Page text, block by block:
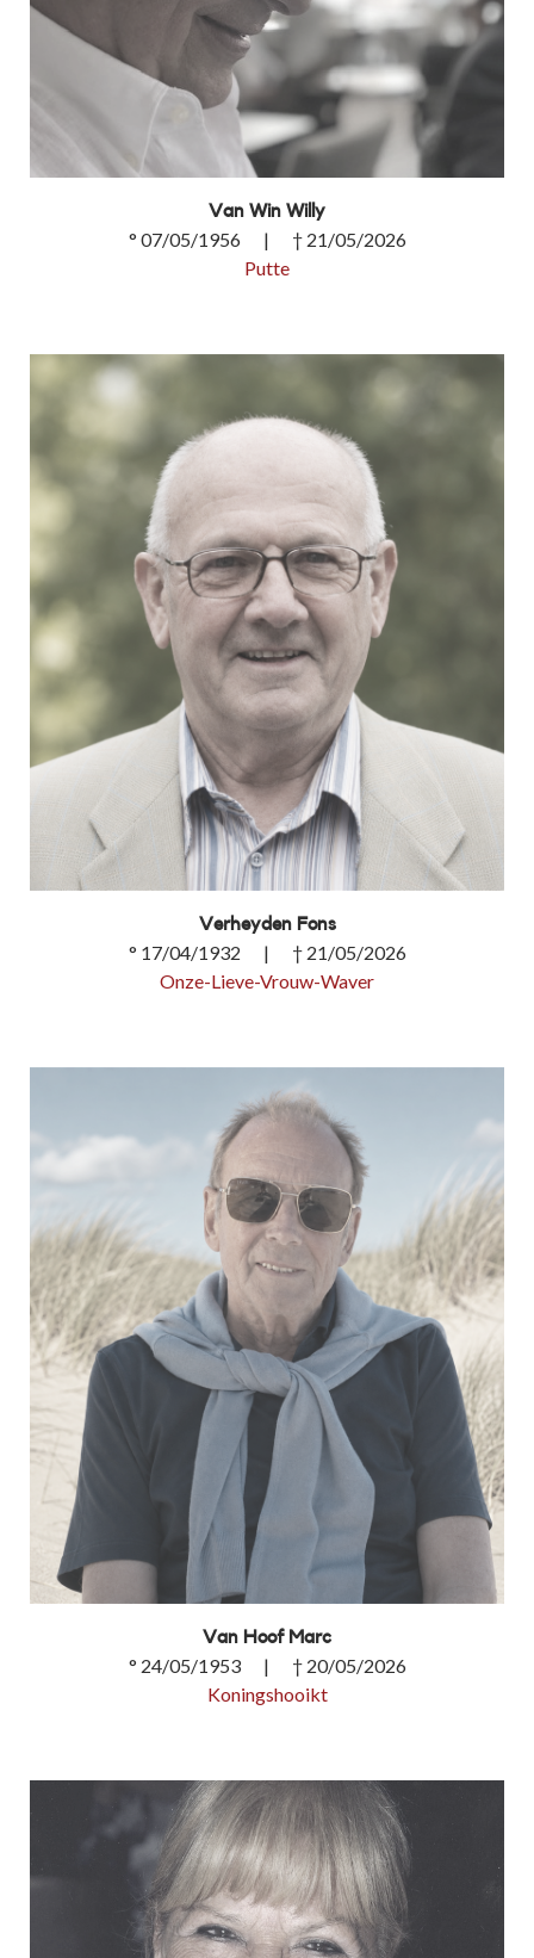
Van Win Willy
Van Win Willy
° 07/05/1956 | † 21/05/2026
Putte
Verheyden Fons
Verheyden Fons
° 17/04/1932 | † 21/05/2026
Onze-Lieve-Vrouw-Waver
Van Hoof Marc
Van Hoof Marc
° 24/05/1953 | † 20/05/2026
Koningshooikt